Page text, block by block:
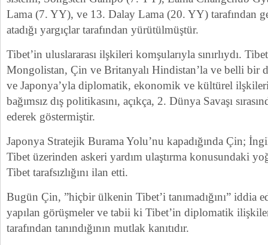
Lama (7. YY), ve 13. Dalay Lama (20. YY) tarafından
atadığı yargıçlar tarafından yürütülmüştür.
Tibet’in uluslararası ilşkileri komşularıyla sınırlıydı.
Mongolistan, Çin ve Britanyalı Hindistan’la ve belli bir
ve Japonya’yla diplomatik, ekonomik ve kültürel
bağımsız dış politikasını, açıkça, 2. Dünya Savaşı
ederek göstermiştir.
Japonya Stratejik Burama Yolu’nu kapadığında Çin;
Tibet üzerinden askeri yardım ulaştırma konusundaki
Tibet tarafsızlığını ilan etti.
Bugün Çin, ”hiçbir ülkenin Tibet’i tanımadığını” iddia
yapılan görüşmeler ve tabii ki Tibet’in diplomatik
tarafından tanındığının mutlak kanıtıdır.